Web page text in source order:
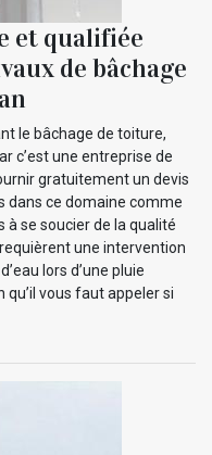
et qualifiée
de bâchage
le bâchage de toiture,
c’est une entreprise de
gratuitement un devis
dans ce domaine comme
à se soucier de la qualité
une intervention
lors d’une pluie
qu’il vous faut appeler si